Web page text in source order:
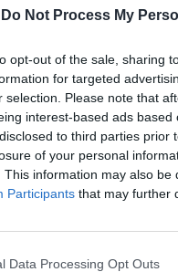
Do Not Process My
opt-out of the sale, sharing
for targeted
selection. Please note that
interest-based ads
to third parties
of your personal
This information may also
Participants that may further
Data Processing Opt Outs
sul
di
Un
da